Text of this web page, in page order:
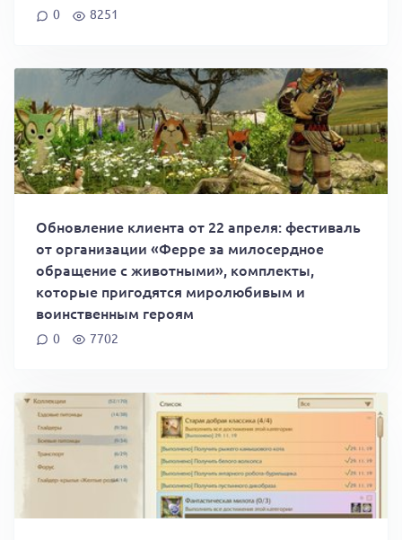
0 8251
Обновление клиента от 22 апреля: фестиваль
от организации «Ферре за милосердное
обращение с животными», комплекты,
которые пригодятся миролюбивым и
воинственным героям
0 7702